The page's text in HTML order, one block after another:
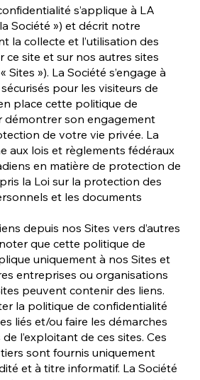
s’applique à LA
Société ») et décrit notre
la collecte et l’utilisation des
ce site et sur nos autres sites
Sites »). La Société s’engage à
pour les visiteurs de
place cette politique de
démontrer son engagement
de votre vie privée. La
aux lois et règlements fédéraux
en matière de protection de
la Loi sur la protection des
et les documents
depuis nos Sites vers d’autres
que cette politique de
uniquement à nos Sites et
entreprises ou organisations
peuvent contenir des liens.
la politique de confidentialité
liés et/ou faire les démarches
l’exploitant de ces sites. Ces
sont fournis uniquement
et à titre informatif. La Société